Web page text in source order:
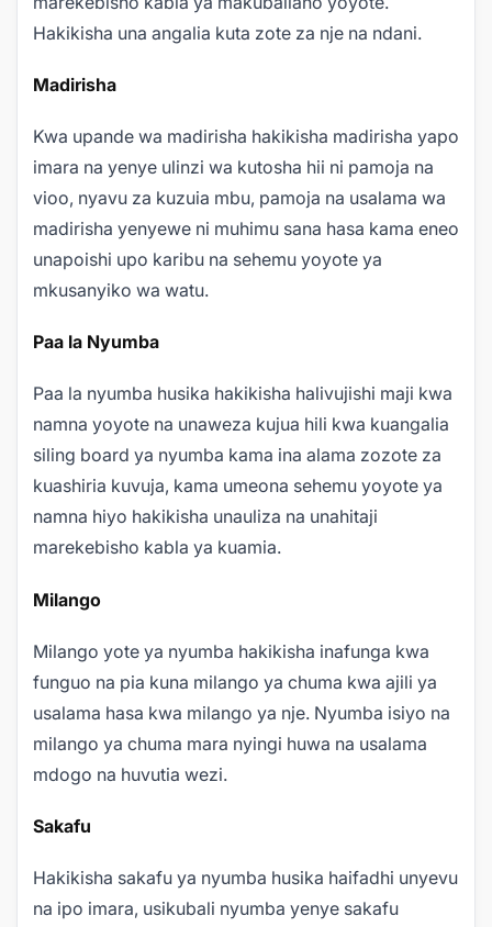
Hakikisha una angalia kuta zote za nje na ndani.
Madirisha
Kwa upande wa madirisha hakikisha madirisha yapo
imara na yenye ulinzi wa kutosha hii ni pamoja na
vioo, nyavu za kuzuia mbu, pamoja na usalama wa
madirisha yenyewe ni muhimu sana hasa kama eneo
unapoishi upo karibu na sehemu yoyote ya
mkusanyiko wa watu.
Paa la Nyumba
Paa la nyumba husika hakikisha halivujishi maji kwa
namna yoyote na unaweza kujua hili kwa kuangalia
siling board ya nyumba kama ina alama zozote za
kuashiria kuvuja, kama umeona sehemu yoyote ya
namna hiyo hakikisha unauliza na unahitaji
marekebisho kabla ya kuamia.
Milango
Milango yote ya nyumba hakikisha inafunga kwa
funguo na pia kuna milango ya chuma kwa ajili ya
usalama hasa kwa milango ya nje. Nyumba isiyo na
milango ya chuma mara nyingi huwa na usalama
mdogo na huvutia wezi.
Sakafu
Hakikisha sakafu ya nyumba husika haifadhi unyevu
na ipo imara, usikubali nyumba yenye sakafu